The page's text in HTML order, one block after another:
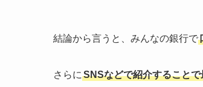
結論から言うと、みんなの銀行で
さらに SNSなどで紹介すること